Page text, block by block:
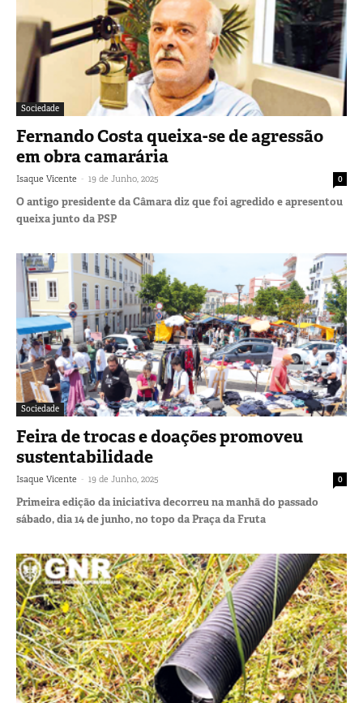
Sociedade
Fernando Costa queixa-se de agressão
em obra camarária
Isaque Vicente - 19 de Junho, 2025 0
O antigo presidente da Câmara diz que foi agredido e apresentou
queixa junto da PSP
Sociedade
Feira de trocas e doações promoveu
sustentabilidade
Isaque Vicente - 19 de Junho, 2025 0
Primeira edição da iniciativa decorreu na manhã do passado
sábado, dia 14 de junho, no topo da Praça da Fruta